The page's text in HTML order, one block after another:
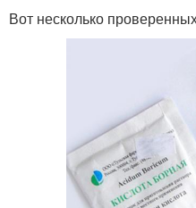
Вот несколько